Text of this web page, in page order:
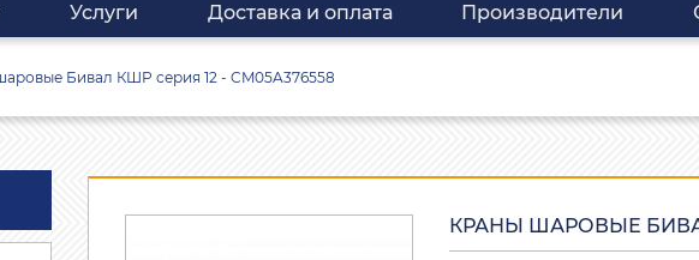
Услуги Доставка и оплата Производители
Бивал КШР серия 12 - CM05A376558
КРАНЫ ШАРОВЫЕ